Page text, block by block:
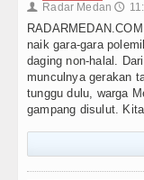
👤 Radar Medan 🕔
naik gara-gara
daging non-halal.
munculnya gerakan
tunggu dulu, warga
gampang disulut.